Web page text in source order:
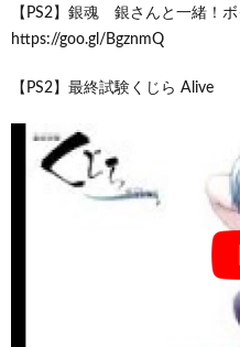
【PS2】銀魂 銀さんと一緒！
https://goo.gl/BgznmQ
【PS2】最終試験くじら Alive